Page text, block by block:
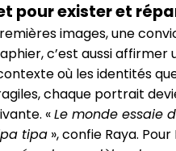
pour exister et
images, une
c’est aussi affirmer
où les identités
chaque portrait
«Le monde essaie
tipa », confie Raya. Pour